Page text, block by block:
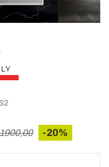
-20%